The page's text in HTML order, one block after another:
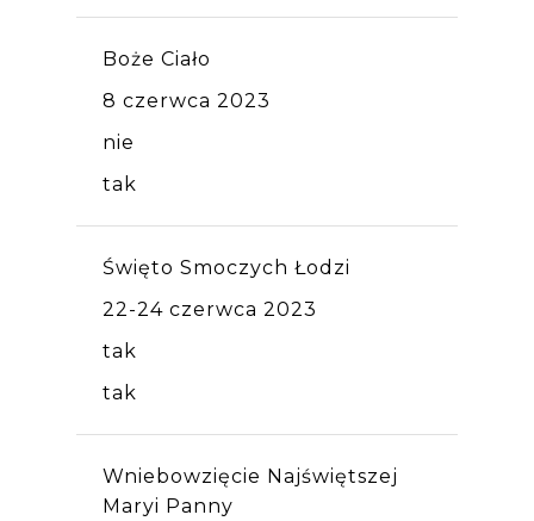
Boże Ciało
8 czerwca 2023
nie
tak
Święto Smoczych Łodzi
22-24 czerwca 2023
tak
tak
Wniebowzięcie Najświętszej
Maryi Panny